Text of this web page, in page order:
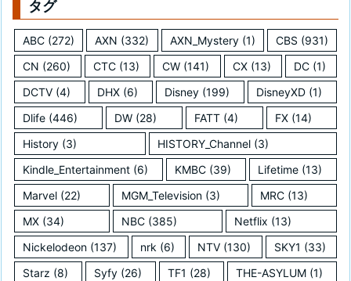
タグ
ABC (272) AXN (332) AXN_Mystery(1) CBS (931)
CN (260) CTC (13) CW (141) CX(13) DC(1)
DCTV (4) DHX (6) Disney (199) DisneyXD (1)
Dlife (446) DW (28) FATT(4) FX(14)
History (3) HISTORY_Channel(3)
Kindle_Entertainment (6) KMBC (39) Lifetime (13)
Marvel (22) MGM_Television(3) MRC (13)
MX (34) NBC (385) Netflix (13)
Nickelodeon (137) nrk (6) NTV (130) SKY1 (33)
Starz (8) Syfy(26) TF1 (28) THE-ASYLUM (1)